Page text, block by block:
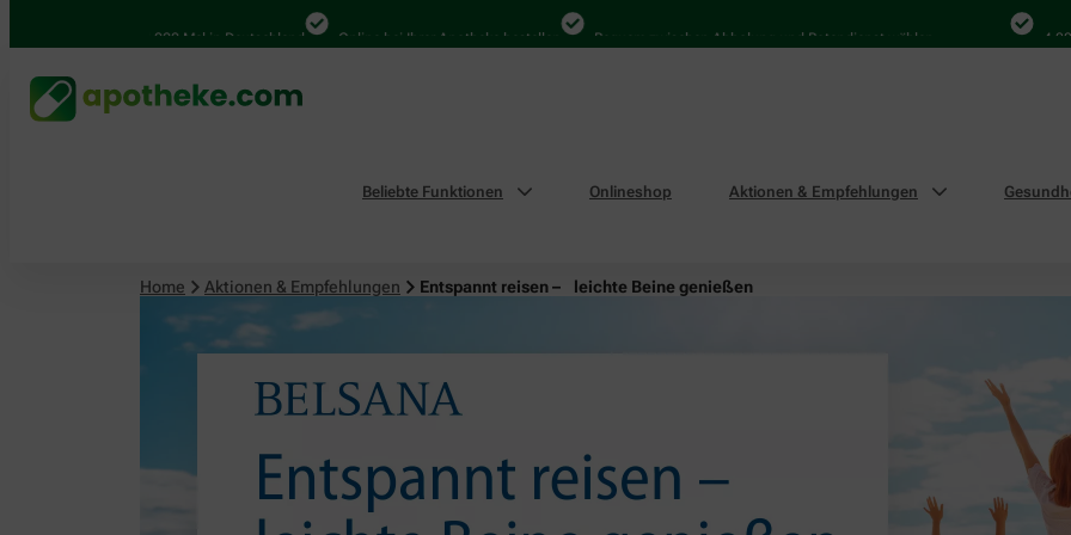
4.000 Mal in Deutschland Online bei Ihrer Apotheke bestellen Bequem zwischen Abholung und Botendienst wählen 4.000 Mal
Beliebte Funktionen Onlineshop Aktionen & Empfehlungen
Home Aktionen & Empfehlungen Entspannt reisen – leichte Beine genießen